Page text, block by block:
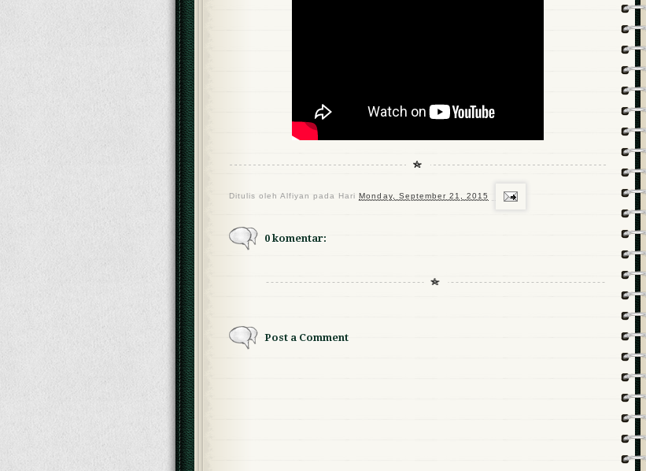
Ditulis olehAlfiyan pada HariMonday, September 21, 2015
0 komentar:
Post a Comment